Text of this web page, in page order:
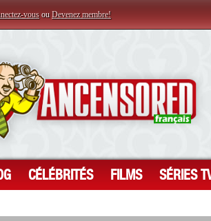
vous ou Devenez membre!
CÉLÉBRITÉS FILMS SÉRIES